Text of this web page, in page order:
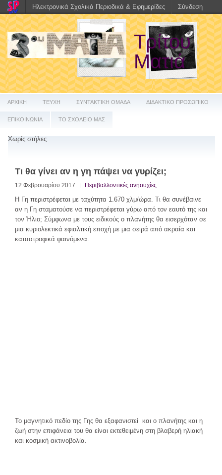
Τρίτου
Ματιά
ΑΡΧΙΚΗ ΤΕΥΧΗ ΣΥΝΤΑΚΤΙΚΗ ΟΜΑΔΑ ΔΙΔΑΚΤΙΚΟ ΠΡΟΣΩΠΙΚΟ
ΕΠΙΚΟΙΝΩΝΙΑ ΤΟ ΣΧΟΛΕΙΟ ΜΑΣ
Χωρίς στήλες
Τι θα γίνει αν η γη πάψει να γυρίζει;
12 Φεβρουαρίου 2017 Περιβαλλοντικές ανησυχίες
Η Γη περιστρέφεται με ταχύτητα 1.670 χλμ/ώρα. Τι θα συνέβαινε
αν η Γη σταματούσε να περιστρέφεται γύρω από τον εαυτό της και
τον Ήλιο; Σύμφωνα με τους ειδικούς ο πλανήτης θα εισερχόταν σε
μια κυριολεκτικά εφιαλτική εποχή με μια σειρά από ακραία και
καταστροφικά φαινόμενα.
Το μαγνητικό πεδίο της Γης θα εξαφανιστεί και ο πλανήτης και η
ζωή στην επιφάνεια του θα είναι εκτεθειμένη στη βλαβερή ηλιακή
και κοσμική ακτινοβολία.
Ηλεκτρονικά Σχολικά Περιοδικά & Εφημερίδες Σύνδεση